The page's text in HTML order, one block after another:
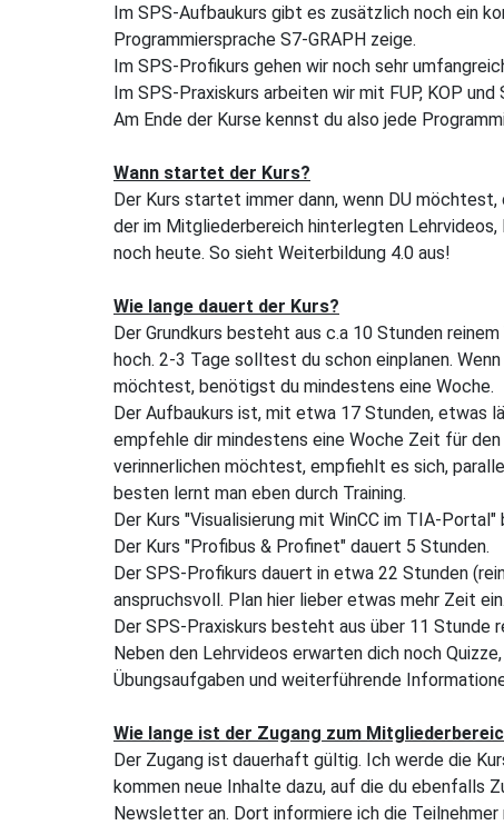
Im SPS-Aufbaukurs gibt es zusätzlich noch ein
Programmiersprache S7-GRAPH zeige.
Im SPS-Profikurs gehen wir noch sehr
Im SPS-Praxiskurs arbeiten wir mit FUP, KOP und
Am Ende der Kurse kennst du also jede
Wann startet der Kurs?
Der Kurs startet immer dann, wenn DU
der im Mitgliederbereich hinterlegten Lehrvideos,
noch heute. So sieht Weiterbildung 4.0 aus!
Wie lange dauert der Kurs?
Der Grundkurs besteht aus c.a 10 Stunden
hoch. 2-3 Tage solltest du schon einplanen.
möchtest, benötigst du mindestens eine Woche.
Der Aufbaukurs ist, mit etwa 17 Stunden, etwas
empfehle dir mindestens eine Woche Zeit für
verinnerlichen möchtest, empfiehlt es sich,
besten lernt man eben durch Training.
Der Kurs "Visualisierung mit WinCC im TIA-
Der Kurs "Profibus & Profinet" dauert 5 Stunden.
Der SPS-Profikurs dauert in etwa 22 Stunden
anspruchsvoll. Plan hier lieber etwas mehr Zeit ein.
Der SPS-Praxiskurs besteht aus über 11 Stunde
Neben den Lehrvideos erwarten dich noch
Übungsaufgaben und weiterführende
Wie lange ist der Zugang zum
Der Zugang ist dauerhaft gültig. Ich werde die
kommen neue Inhalte dazu, auf die du ebenfalls
Newsletter an. Dort informiere ich die Teilnehmer